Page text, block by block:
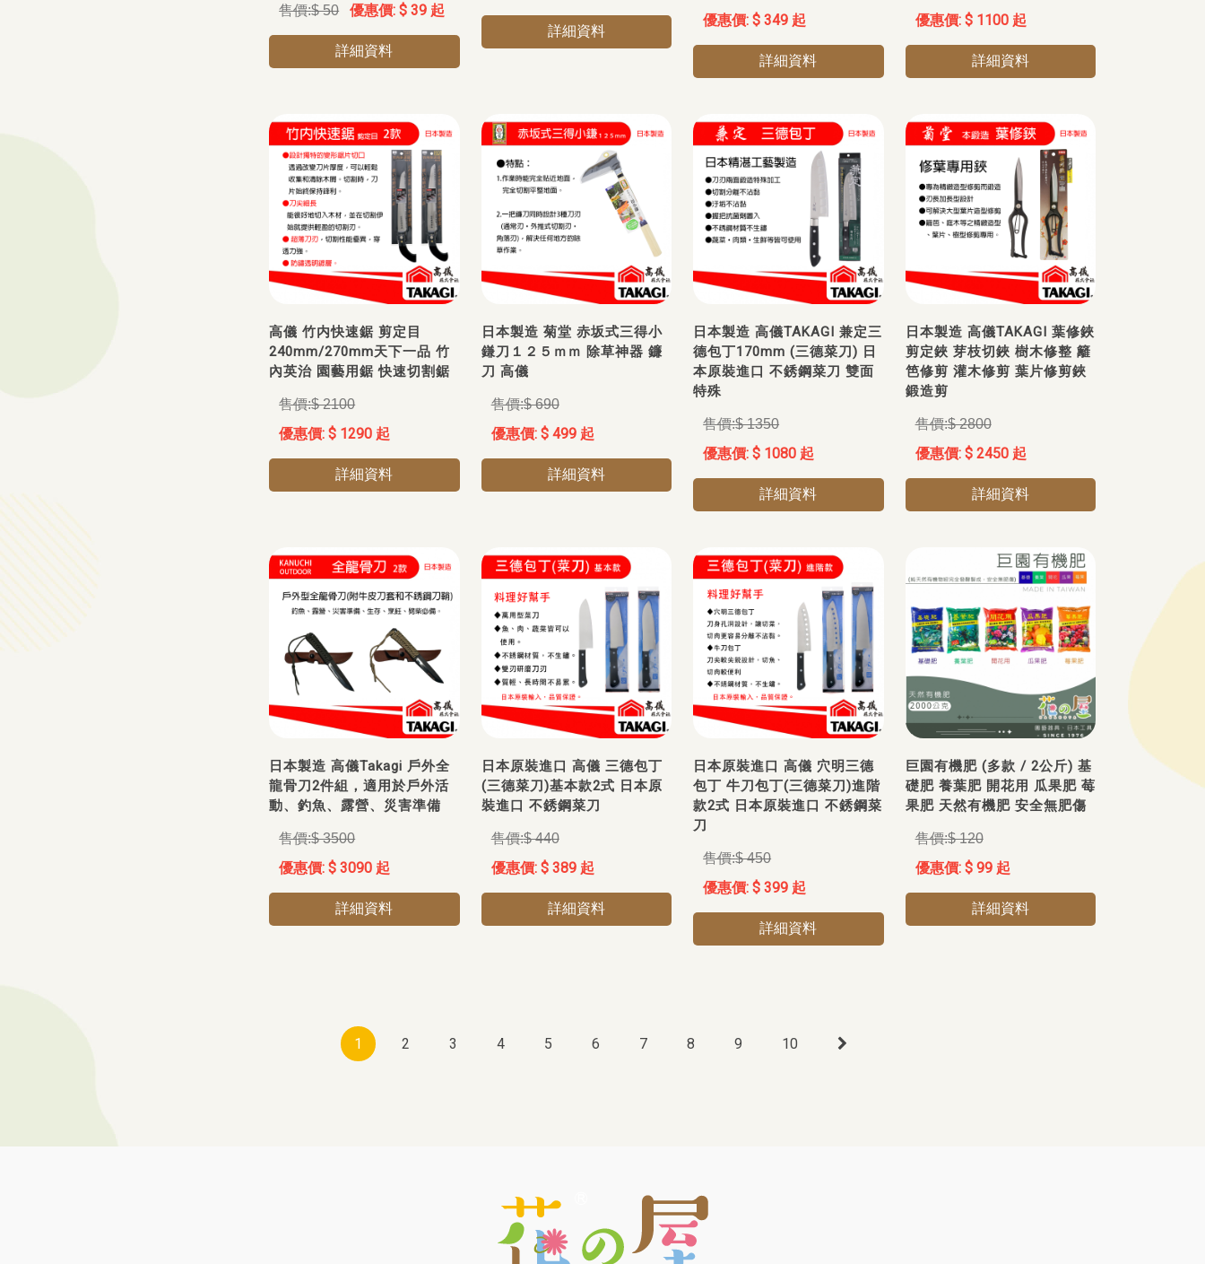
$ 50 $ 39 起
詳細資料
詳細資料
$ 349 起
詳細資料
$ 1100 起
詳細資料
高儀 竹内快速鋸 剪定目
240mm/270mm天下一品 竹
內英治 園藝用鋸 快速切割鋸
$ 2100
$ 1290 起
詳細資料
日本製造 菊堂 赤坂式三得小
鎌刀１２５ｍｍ 除草神器 鐮
刀 高儀
$ 690
$ 499 起
詳細資料
日本製造 高儀TAKAGI 兼定三
德包丁170mm (三德菜刀) 日
本原裝進口 不銹鋼菜刀 雙面
特殊
$ 1350
$ 1080 起
詳細資料
日本製造 高儀TAKAGI 葉修鋏
剪定鋏 芽枝切鋏 樹木修整 籬
笆修剪 灌木修剪 葉片修剪鋏
鍛造剪
$ 2800
$ 2450 起
詳細資料
日本製造 高儀Takagi 戶外全
龍骨刀2件組，適用於戶外活
動、釣魚、露營、災害準備
$ 3500
$ 3090 起
詳細資料
日本原裝進口 高儀 三德包丁
(三德菜刀)基本款2式 日本原
裝進口 不銹鋼菜刀
$ 440
$ 389 起
詳細資料
日本原裝進口 高儀 穴明三德
包丁 牛刀包丁(三德菜刀)進階
款2式 日本原裝進口 不銹鋼菜
刀
$ 450
$ 399 起
詳細資料
巨園有機肥 (多款 / 2公斤) 基
礎肥 養葉肥 開花用 瓜果肥 莓
果肥 天然有機肥 安全無肥傷
$ 120
$ 99 起
詳細資料
1 2 3 4 5 6 7 8 9 10